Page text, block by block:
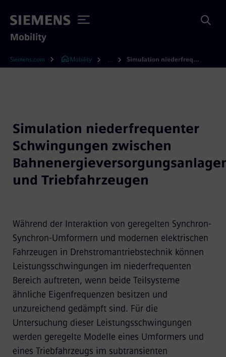
Mobility
Siemens.com Mobility Simulation niederfrequenter Schwingungen zwischen Bahnenergieversorgungsanlagen und Triebfahrzeugen
Simulation niederfrequenter
Schwingungen zwischen
und Triebfahrzeugen
Während der Interaktion von geregelten Synchron-
Synchron-Umformern und modernen elektrischen
Fahrzeugen in Drehstromantriebstechnik können
Leistungsschwingungen im niederfrequenten
Bereich auftreten, wenn beide Teilsysteme
ähnliche Eigenfrequenzen besitzen und
unzureichend gedämpft sind. Für die
Untersuchung dieser Leistungsschwingungen
werden geregelte Modelle eines Umformers und
eines Triebfahrzeugs im subtransienten